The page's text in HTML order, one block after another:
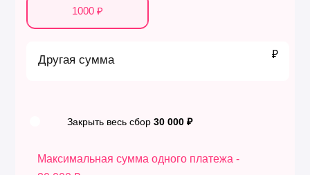
1000 ₽
Другая сумма ₽
Закрыть весь сбор30 000 ₽
Максимальная сумма одного платежа -